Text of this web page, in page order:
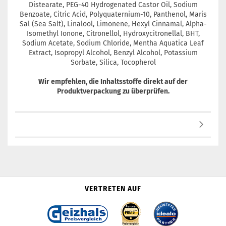
Distearate, PEG-40 Hydrogenated Castor Oil, Sodium
Benzoate, Citric Acid, Polyquaternium-10, Panthenol, Maris
Sal (Sea Salt), Linalool, Limonene, Hexyl Cinnamal, Alpha-
Isomethyl Ionone, Citronellol, Hydroxycitronellal, BHT,
Sodium Acetate, Sodium Chloride, Mentha Aquatica Leaf
Extract, Isopropyl Alcohol, Benzyl Alcohol, Potassium
Sorbate, Silica, Tocopherol
Wir empfehlen, die Inhaltsstoffe direkt auf der
Produktverpackung zu überprüfen.
VERTRETEN AUF